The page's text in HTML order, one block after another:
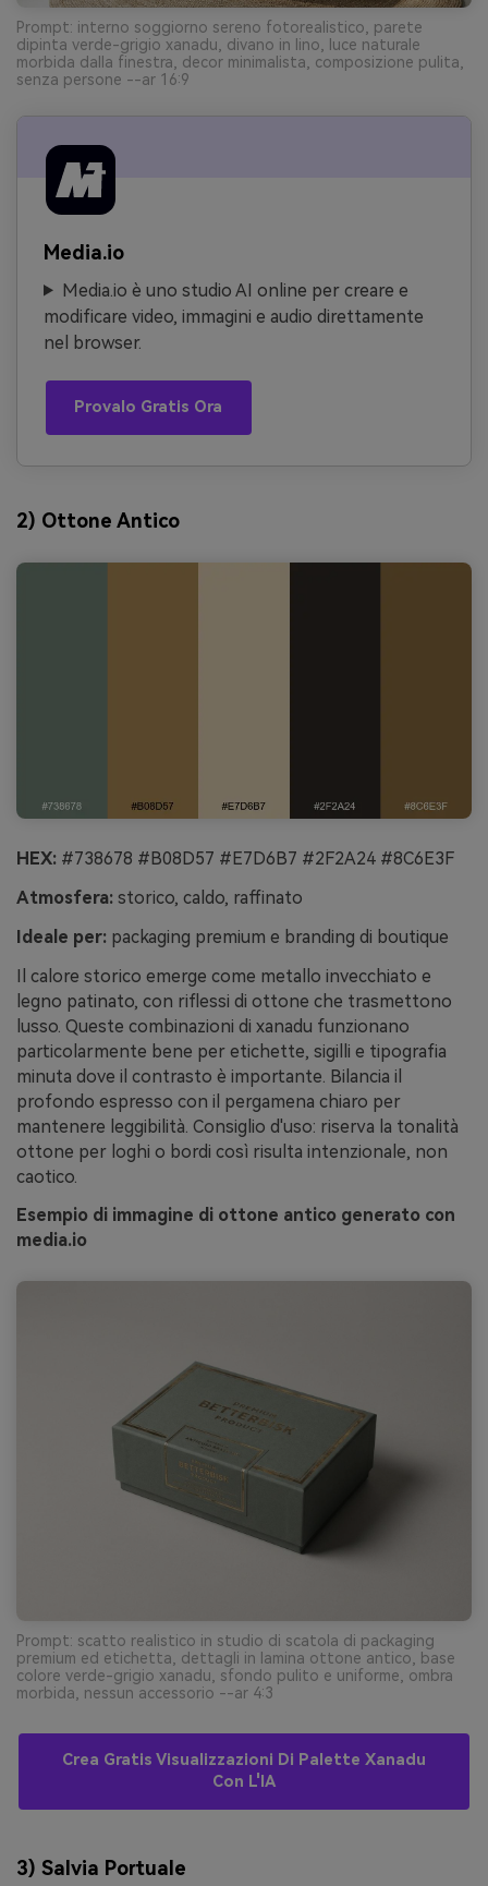
Prompt: interno soggiorno sereno fotorealistico, parete
dipinta verde-grigio xanadu, divano in lino, luce naturale
morbida dalla finestra, decor minimalista, composizione pulita,
senza persone --ar 16:9
Media.io
Media.io è uno studio AI online per creare e
modificare video, immagini e audio direttamente
nel browser.
Provalo Gratis Ora
2) Ottone Antico
HEX: #738678 #B08D57 #E7D6B7 #2F2A24 #8C6E3F
Atmosfera: storico, caldo, raffinato
Ideale per: packaging premium e branding di boutique
Il calore storico emerge come metallo invecchiato e
legno patinato, con riflessi di ottone che trasmettono
lusso. Queste combinazioni di xanadu funzionano
particolarmente bene per etichette, sigilli e tipografia
minuta dove il contrasto è importante. Bilancia il
profondo espresso con il pergamena chiaro per
mantenere leggibilità. Consiglio d'uso: riserva la tonalità
ottone per loghi o bordi così risulta intenzionale, non
caotico.
Esempio di immagine di ottone antico generato con
media.io
Prompt: scatto realistico in studio di scatola di packaging
premium ed etichetta, dettagli in lamina ottone antico, base
colore verde-grigio xanadu, sfondo pulito e uniforme, ombra
morbida, nessun accessorio --ar 4:3
Crea Gratis Visualizzazioni Di Palette Xanadu
Con L'IA
3) Salvia Portuale